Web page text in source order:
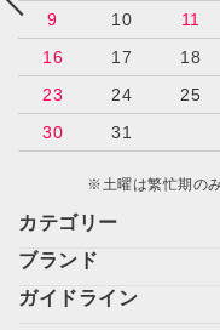
カテゴリー
ブランド
ガイドライン
9
10 11
16
17 18
23
24 25
30
31
※土曜は繁忙期の